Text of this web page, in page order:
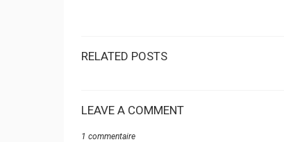
RELATED POSTS
LEAVE A COMMENT
1 commentaire